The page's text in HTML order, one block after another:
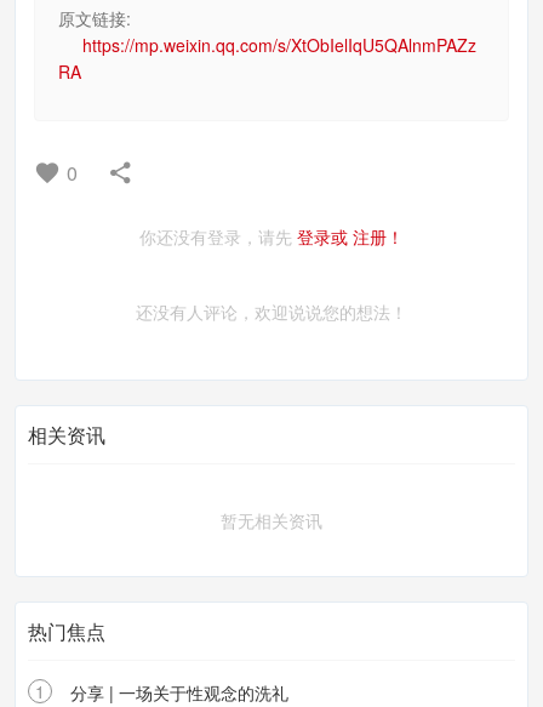
原文链接:
https://mp.weixin.qq.com/s/XtObIelIqU5QAlnmPAZz
RA
0
你还没有登录，请先 登录或 注册！
还没有人评论，欢迎说说您的想法！
相关资讯
暂无相关资讯
热门焦点
1 分享 | 一场关于性观念的洗礼